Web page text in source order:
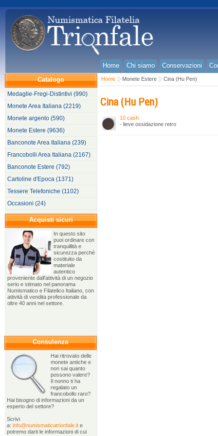
Home Chi siamo Conservazioni
Catalogo
Medaglie-Fregi-Distintivi (990)
Monete Area Italiana (2219)
Monete argento (590)
Monete Estere (9636)
Banconote Area Italiana (239)
Francobolli Area Italiana (2167)
Banconote Estere (792)
Cartoline d'Epoca (1371)
Tessere Telefoniche (1102)
Occasioni (24)
Acquisti sicuri
In questo sito
puoi ordinare con
tranquillità e
sicurezza perchè
costituito da
materiale
autentico
proveniente dall'attività di un negozio
serio e stimato nel panorama
Numismatico e Filatelico Italiano, con
attività di vendita professionale da
oltre 40 anni nel settore.
Consulenza
Hai ritrovato delle
monete antiche e
non sai quanto
possono valere?
Il nonno ti ha
regalato un
francobollo raro?
Hai bisogno di informazioni da un
esperto del settore?
Scrivi
a: info@numismaticatrionfale.it e
potremo darti le informazioni di cui
Home Monete Estere Cina (Hu Pen)
Cina (Hu Pen)
10 cash
- lieve ossidazione retro